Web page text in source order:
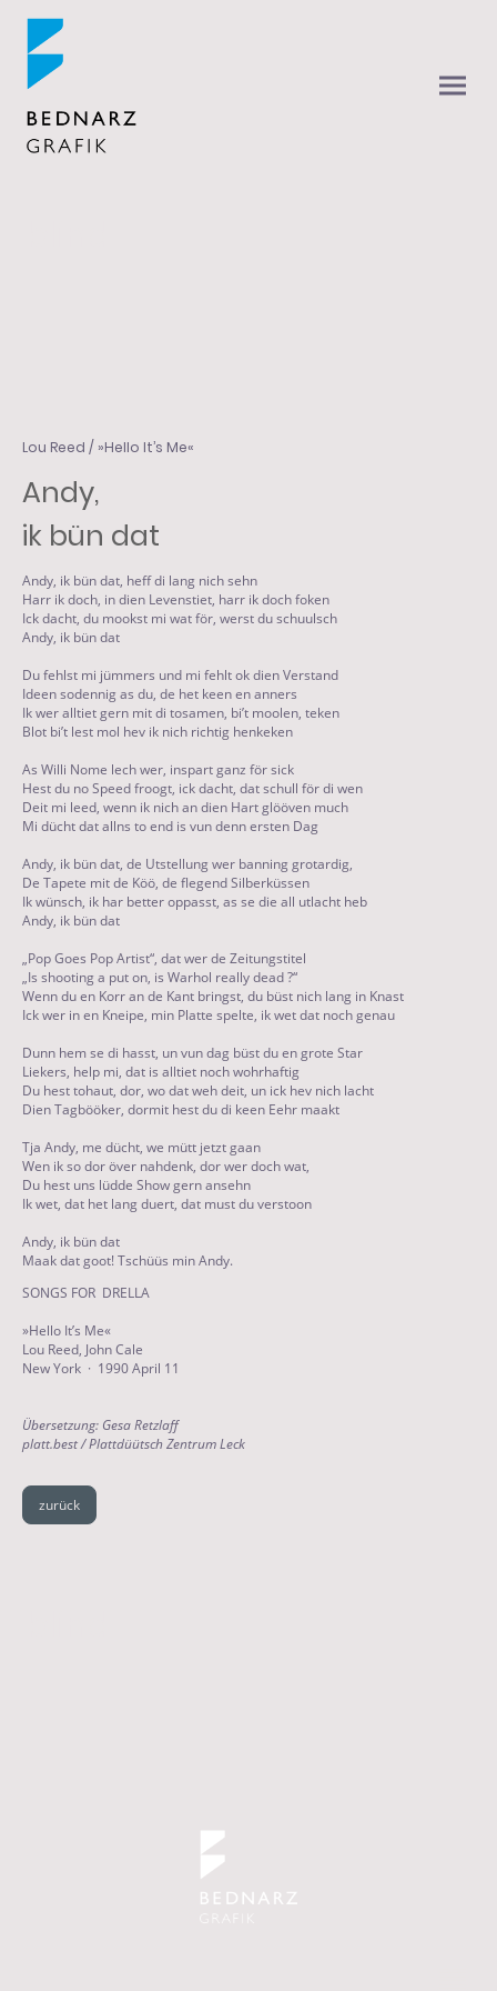
Lou Reed / »Hello It’s Me«
Andy,
ik bün dat
Andy, ik bün dat, heff di lang nich sehn
Harr ik doch, in dien Levenstiet, harr ik doch foken
Ick dacht, du mookst mi wat för, werst du schuulsch
Andy, ik bün dat
Du fehlst mi jümmers und mi fehlt ok dien Verstand
Ideen sodennig as du, de het keen en anners
Ik wer alltiet gern mit di tosamen, bi’t moolen, teken
Blot bi’t lest mol hev ik nich richtig henkeken
As Willi Nome lech wer, inspart ganz för sick
Hest du no Speed froogt, ick dacht, dat schull för di wen
Deit mi leed, wenn ik nich an dien Hart glööven much
Mi dücht dat allns to end is vun denn ersten Dag
Andy, ik bün dat, de Utstellung wer banning grotardig,
De Tapete mit de Köö, de flegend Silberküssen
Ik wünsch, ik har better oppasst, as se die all utlacht heb
Andy, ik bün dat
„Pop Goes Pop Artist“, dat wer de Zeitungstitel
„Is shooting a put on, is Warhol really dead ?“
Wenn du en Korr an de Kant bringst, du büst nich lang in Knast
Ick wer in en Kneipe, min Platte spelte, ik wet dat noch genau
Dunn hem se di hasst, un vun dag büst du en grote Star
Liekers, help mi, dat is alltiet noch wohrhaftig
Du hest tohaut, dor, wo dat weh deit, un ick hev nich lacht
Dien Tagbööker, dormit hest du di keen Eehr maakt
Tja Andy, me dücht, we mütt jetzt gaan
Wen ik so dor över nahdenk, dor wer doch wat,
Du hest uns lüdde Show gern ansehn
Ik wet, dat het lang duert, dat must du verstoon
Andy, ik bün dat
Maak dat goot! Tschüüs min Andy.
zurück
SONGS FOR DRELLA
»Hello It’s Me«
Lou Reed, John Cale
New York · 1990 April 11
Übersetzung: Gesa Retzlaff
platt.best / Plattdüütsch Zentrum Leck